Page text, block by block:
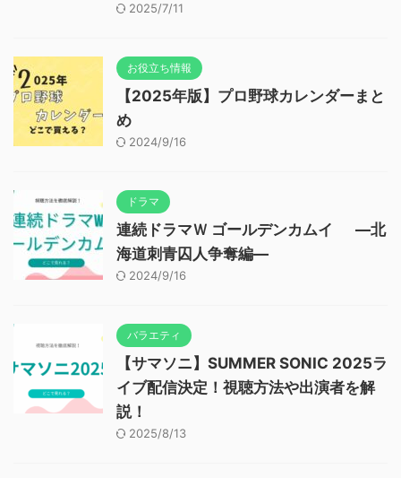
2025/7/11
お役立ち情報
【2025年版】プロ野球カレンダーまと
め
2024/9/16
ドラマ
連続ドラマＷ ゴールデンカムイ ―北
海道刺青囚人争奪編―
2024/9/16
バラエティ
【サマソニ】SUMMER SONIC 2025ラ
イブ配信決定！視聴方法や出演者を解
説！
2025/8/13